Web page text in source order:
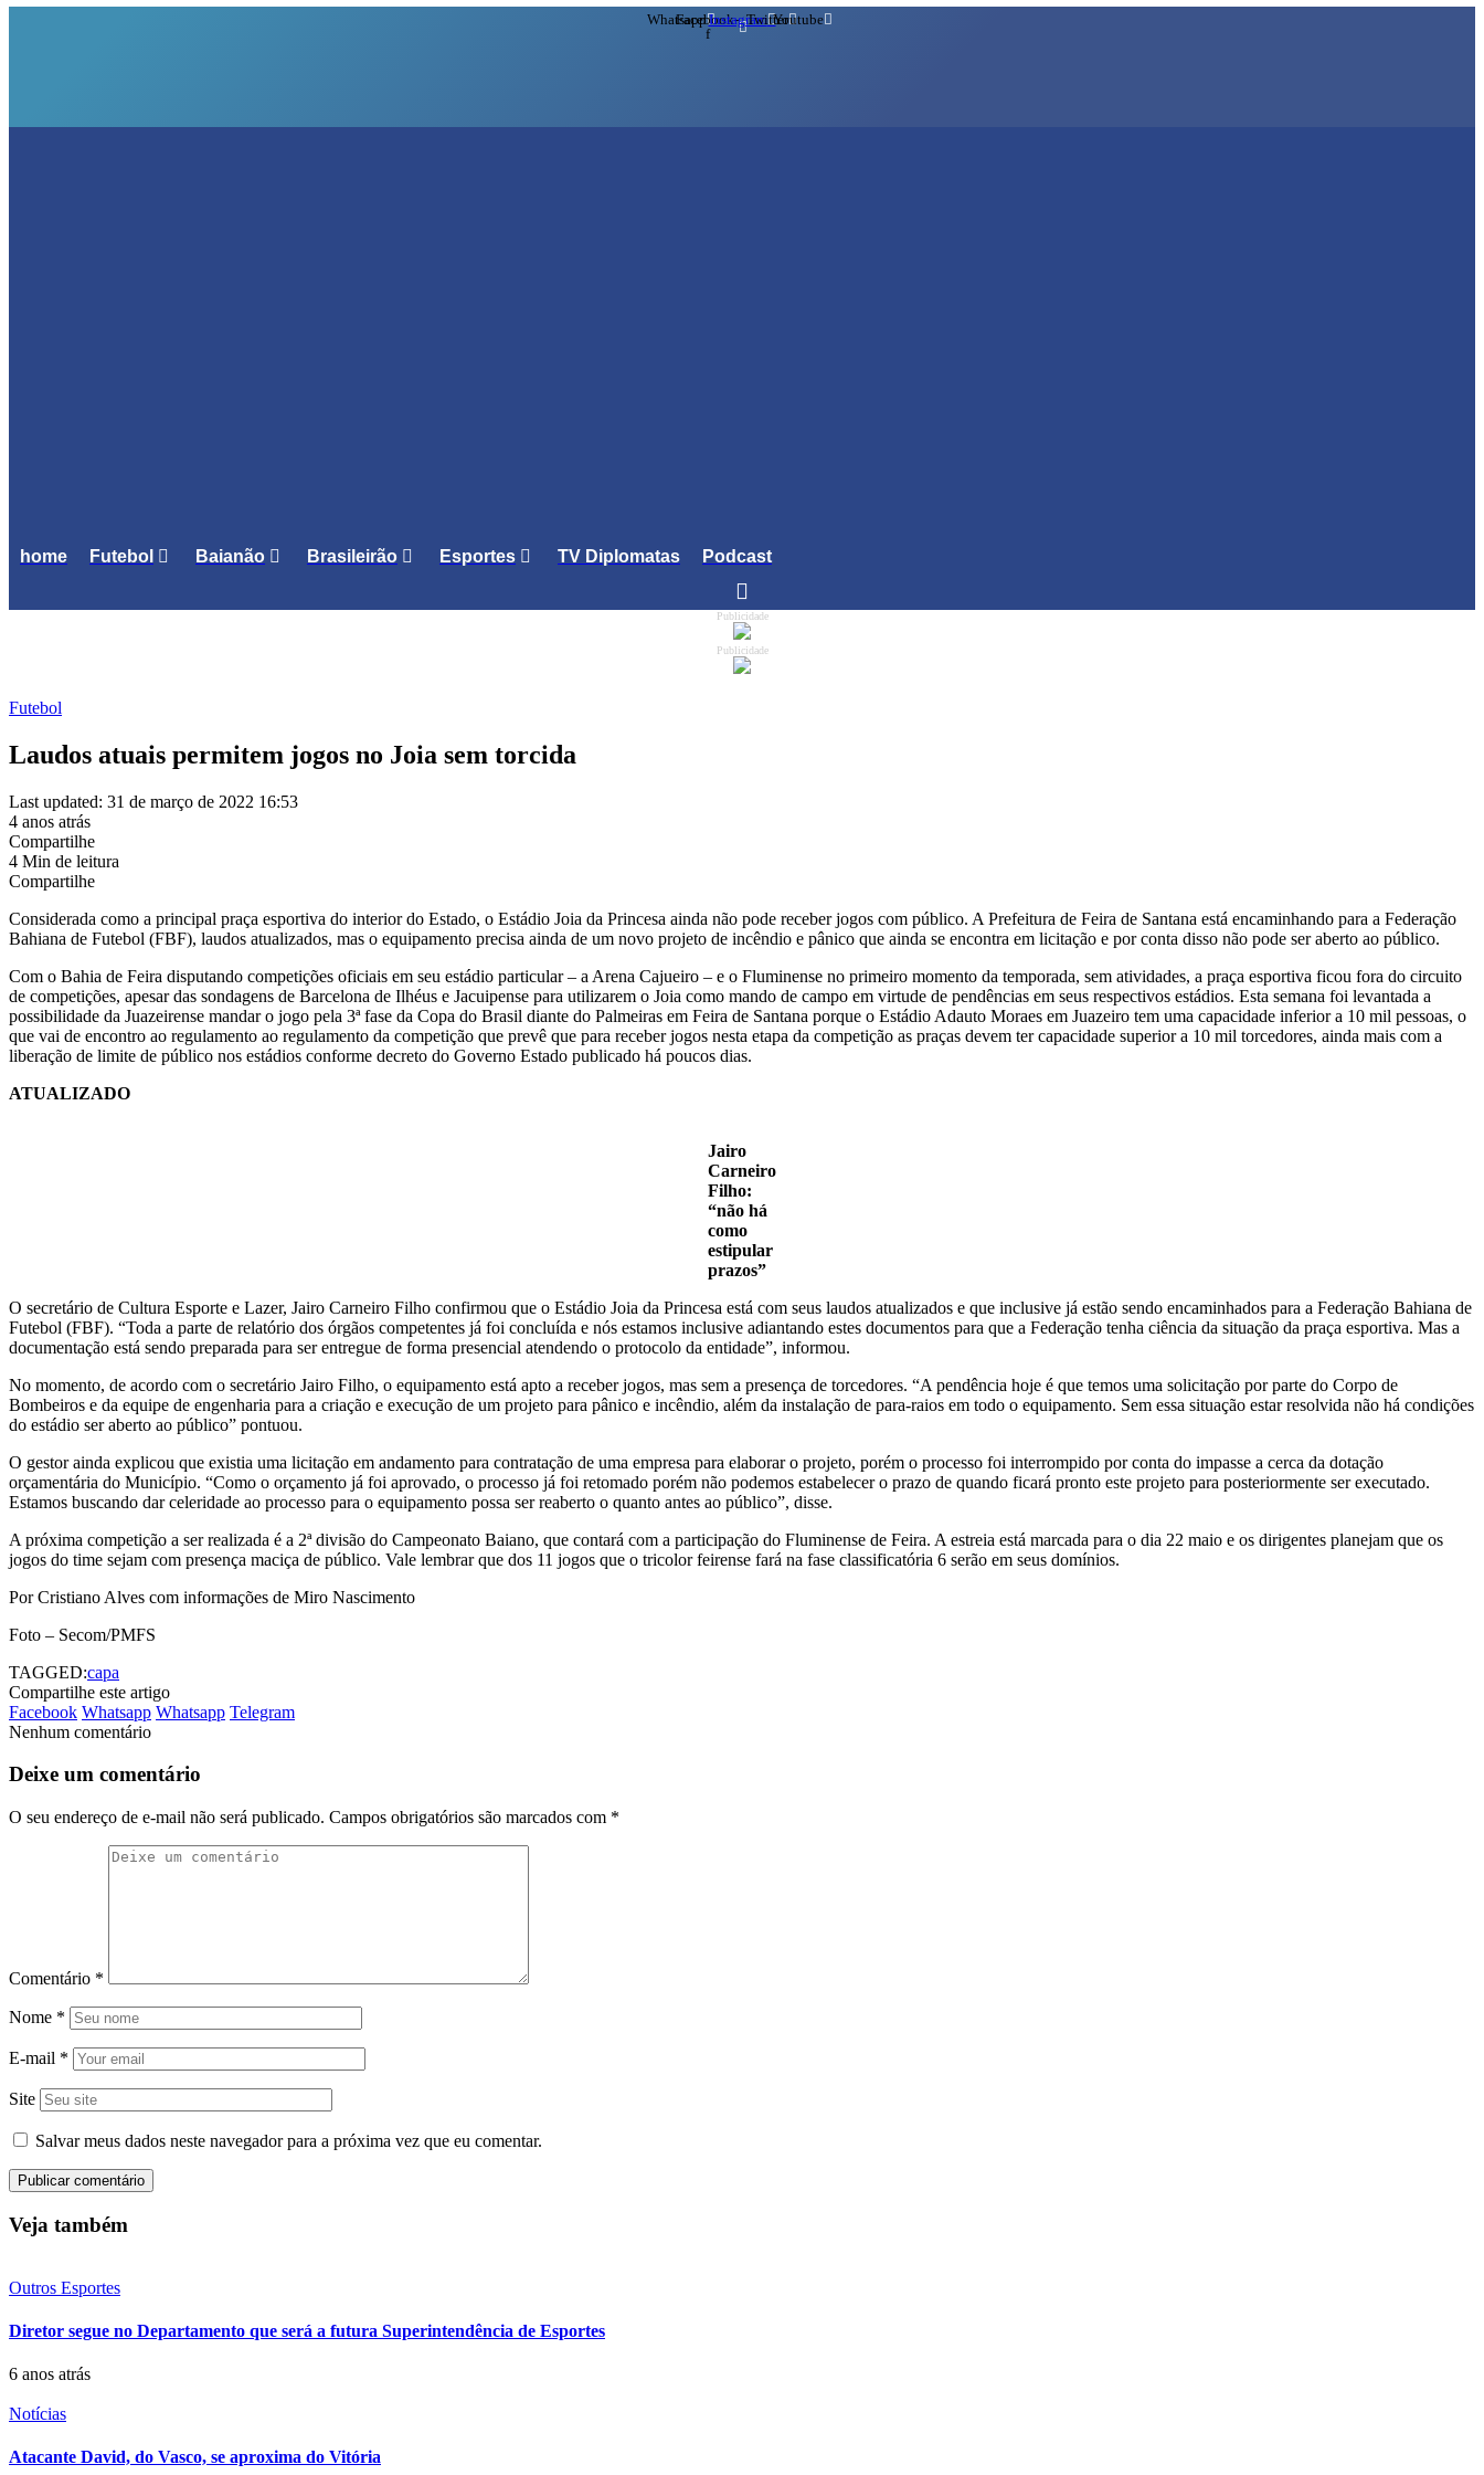
WhatsappFacebook-
f
InstagramTwitterYoutube
home Futebol Baianão Brasileirão Esportes TV Diplomatas Podcast
Publicidade
Publicidade
Futebol
Laudos atuais permitem jogos no Joia sem torcida
Last updated: 31 de março de 2022 16:53
4 anos atrás
Compartilhe
4 Min de leitura
Compartilhe
Considerada como a principal praça esportiva do interior do Estado, o Estádio Joia da Princesa ainda não pode receber jogos com público. A Prefeitura de Feira de Santana está encaminhando para a Federação
Bahiana de Futebol (FBF), laudos atualizados, mas o equipamento precisa ainda de um novo projeto de incêndio e pânico que ainda se encontra em licitação e por conta disso não pode ser aberto ao público.
Com o Bahia de Feira disputando competições oficiais em seu estádio particular – a Arena Cajueiro – e o Fluminense no primeiro momento da temporada, sem atividades, a praça esportiva ficou fora do circuito
de competições, apesar das sondagens de Barcelona de Ilhéus e Jacuipense para utilizarem o Joia como mando de campo em virtude de pendências em seus respectivos estádios. Esta semana foi levantada a
possibilidade da Juazeirense mandar o jogo pela 3ª fase da Copa do Brasil diante do Palmeiras em Feira de Santana porque o Estádio Adauto Moraes em Juazeiro tem uma capacidade inferior a 10 mil pessoas, o
que vai de encontro ao regulamento ao regulamento da competição que prevê que para receber jogos nesta etapa da competição as praças devem ter capacidade superior a 10 mil torcedores, ainda mais com a
liberação de limite de público nos estádios conforme decreto do Governo Estado publicado há poucos dias.
ATUALIZADO
Jairo
Carneiro
Filho:
“não há
como
estipular
prazos”
O secretário de Cultura Esporte e Lazer, Jairo Carneiro Filho confirmou que o Estádio Joia da Princesa está com seus laudos atualizados e que inclusive já estão sendo encaminhados para a Federação Bahiana de
Futebol (FBF). “Toda a parte de relatório dos órgãos competentes já foi concluída e nós estamos inclusive adiantando estes documentos para que a Federação tenha ciência da situação da praça esportiva. Mas a
documentação está sendo preparada para ser entregue de forma presencial atendendo o protocolo da entidade”, informou.
No momento, de acordo com o secretário Jairo Filho, o equipamento está apto a receber jogos, mas sem a presença de torcedores. “A pendência hoje é que temos uma solicitação por parte do Corpo de
Bombeiros e da equipe de engenharia para a criação e execução de um projeto para pânico e incêndio, além da instalação de para-raios em todo o equipamento. Sem essa situação estar resolvida não há condições
do estádio ser aberto ao público” pontuou.
O gestor ainda explicou que existia uma licitação em andamento para contratação de uma empresa para elaborar o projeto, porém o processo foi interrompido por conta do impasse a cerca da dotação
orçamentária do Município. “Como o orçamento já foi aprovado, o processo já foi retomado porém não podemos estabelecer o prazo de quando ficará pronto este projeto para posteriormente ser executado.
Estamos buscando dar celeridade ao processo para o equipamento possa ser reaberto o quanto antes ao público”, disse.
A próxima competição a ser realizada é a 2ª divisão do Campeonato Baiano, que contará com a participação do Fluminense de Feira. A estreia está marcada para o dia 22 maio e os dirigentes planejam que os
jogos do time sejam com presença maciça de público. Vale lembrar que dos 11 jogos que o tricolor feirense fará na fase classificatória 6 serão em seus domínios.
Por Cristiano Alves com informações de Miro Nascimento
Foto – Secom/PMFS
TAGGED:capa
Compartilhe este artigo
Facebook Whatsapp Whatsapp Telegram
Nenhum comentário
Deixe um comentário
O seu endereço de e-mail não será publicado. Campos obrigatórios são marcados com *
Comentário *
Nome *
E-mail *
Site
Salvar meus dados neste navegador para a próxima vez que eu comentar.
Veja também
Outros Esportes
Diretor segue no Departamento que será a futura Superintendência de Esportes
6 anos atrás
Notícias
Atacante David, do Vasco, se aproxima do Vitória